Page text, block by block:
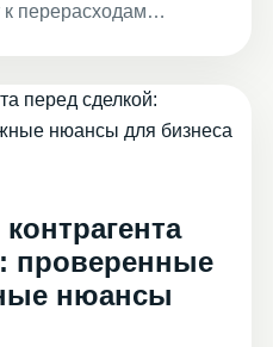
к перерасходам…
проверенные
нюансы